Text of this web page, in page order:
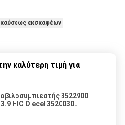
καύσεως εκσκαφέων
καλύτερη τιμή για
3522900
HIC Diecel 3520030